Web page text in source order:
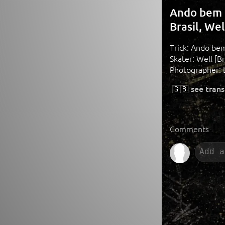
Ando
Brasil,
Trick: Ando
Skater: Well
Photographer:
🇬🇧 see
Comments